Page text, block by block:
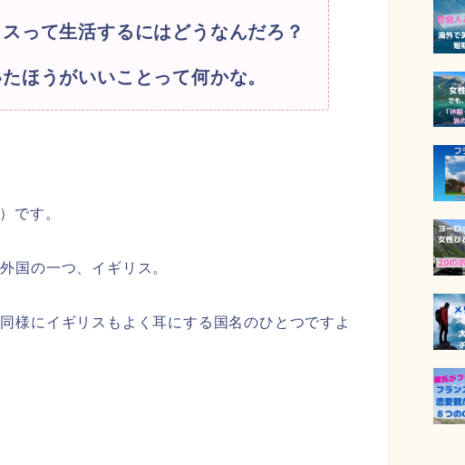
って生活するにはどうなんだろ？
ほうがいいことって何かな。
）です。
国の一つ、イギリス。
様にイギリスもよく耳にする国名のひとつですよ